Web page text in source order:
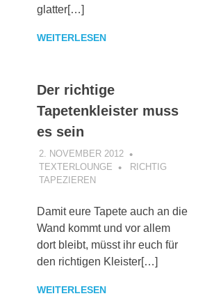
glatter[…]
WEITERLESEN
Der richtige
Tapetenkleister muss
es sein
2. NOVEMBER 2012
TEXTERLOUNGE
RICHTIG
TAPEZIEREN
Damit eure Tapete auch an die
Wand kommt und vor allem
dort bleibt, müsst ihr euch für
den richtigen Kleister[…]
WEITERLESEN